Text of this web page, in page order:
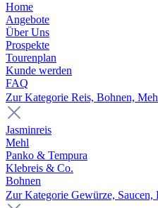
Home
Angebote
Über Uns
Prospekte
Tourenplan
Kunde werden
FAQ
Zur Kategorie Reis, Bohnen,
Jasminreis
Mehl
Panko & Tempura
Klebreis & Co.
Bohnen
Zur Kategorie Gewürze, Saucen,